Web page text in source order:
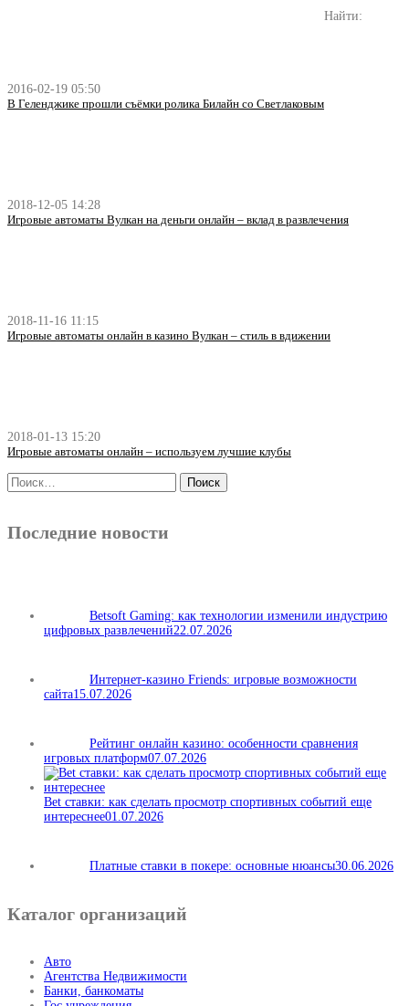
2016-02-19 05:50
В Геленджике прошли съёмки ролика Билайн со Светлаковым
2018-12-05 14:28
Игровые автоматы Вулкан на деньги онлайн – вклад в развлечения
2018-11-16 11:15
Игровые автоматы онлайн в казино Вулкан – стиль в вдижении
2018-01-13 15:20
Игровые автоматы онлайн – используем лучшие клубы
Найти:
Последние новости
Betsoft Gaming: как технологии изменили индустрию
цифровых развлечений22.07.2026
Интернет-казино Friends: игровые возможности
сайта15.07.2026
Рейтинг онлайн казино: особенности сравнения
игровых платформ07.07.2026
Bet ставки: как сделать просмотр спортивных событий еще
интереснее01.07.2026
Платные ставки в покере: основные нюансы30.06.2026
Каталог организаций
Авто
Агентства Недвижимости
Банки, банкоматы